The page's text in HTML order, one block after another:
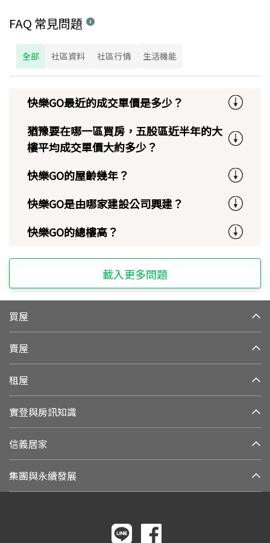
FAQ 常見問題
全部 社區資料 社區行情 生活機能
快樂GO最近的成交單價是多少？
猶豫要在哪一區買房，五股區近半年的大
樓平均成交單價大約多少？
快樂GO的屋齡幾年？
快樂GO是由哪家建設公司興建？
快樂GO的總樓高？
載入更多問題
買屋
賣屋
租屋
實登與房訊知識
信義居家
集團與永續發展